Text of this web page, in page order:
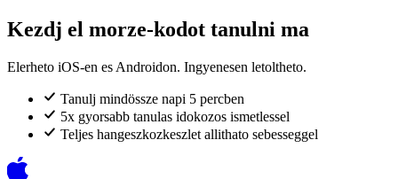
Kezdj el morze-kodot tanulni ma
Elerheto iOS-en es Androidon. Ingyenesen letoltheto.
Tanulj mindössze napi 5 percben
5x gyorsabb tanulas idokozos ismetlessel
Teljes hangeszkozkeszlet allithato sebesseggel